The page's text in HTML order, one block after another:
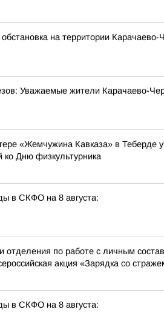
на территории Карачаево-
Уважаемые жители Карачаево-
«Жемчужина Кавказа» в Теберде
ко Дню физкультурника
в СКФО на 8 августа:
отделения по работе с личным
акция «Зарядка со
в СКФО на 8 августа: